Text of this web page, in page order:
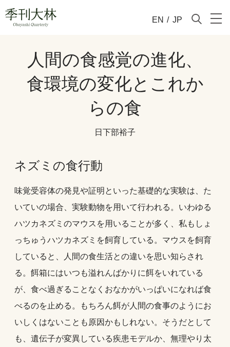
EN / JP
人間の食感覚の進化、
食環境の変化とこれか
らの食
日下部裕子
ネズミの食行動
味覚受容体の発見や証明といった基礎的な実験は、た
いていの場合、実験動物を用いて行われる。いわゆる
ハツカネズミのマウスを用いることが多く、私もしょ
っちゅうハツカネズミを飼育している。マウスを飼育
していると、人間の食生活との違いを思い知らされ
る。餌箱にはいつも溢れんばかりに餌をいれている
が、食べ過ぎることなくおなかがいっぱいになれば食
べるのを止める。もちろん餌が人間の食事のようにお
いしくはないことも原因かもしれない。そうだとして
も、遺伝子が変異している疾患モデルか、無理やり太